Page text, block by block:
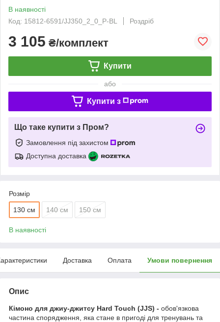
В наявності
Код: 15812-6591/JJ350_2_0_P-BL
Роздріб
3 105 ₴/комплект
Купити
або
Купити з
Що таке купити з Пром?
Замовлення під захистом
Доступна доставка
Розмір
130 см 140 см 150 см
В наявності
Доставка Оплата Умови повернення
Опис
Кімоно для джиу-джитсу Hard Touch (JJS) - обов'язкова
частина спорядження, яка стане в пригоді для тренувань та